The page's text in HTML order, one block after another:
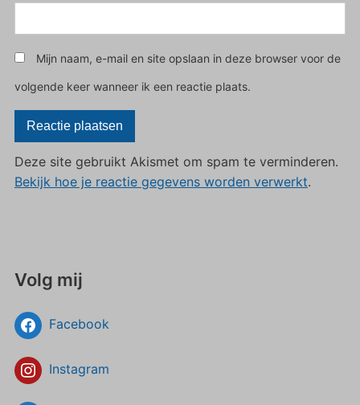
Mijn naam, e-mail en site opslaan in deze browser voor de
volgende keer wanneer ik een reactie plaats.
Deze site gebruikt Akismet om spam te verminderen.
Bekijk hoe je reactie gegevens worden verwerkt.
Volg mij
Facebook
Instagram